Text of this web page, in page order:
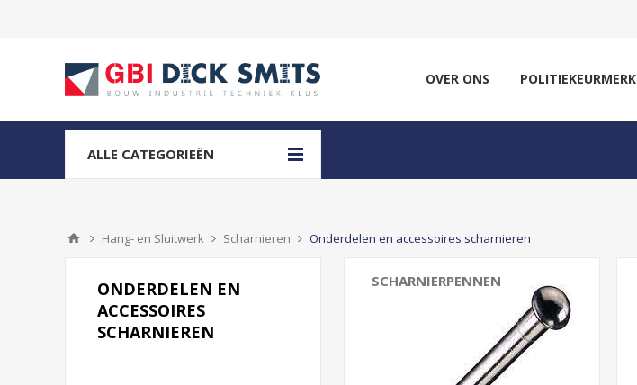
OVER ONS POLITIEKEURMERK
ALLE CATEGORIEËN
Hang- en Sluitwerk Scharnieren Onderdelen en accessoires scharnieren
SCHARNIERPENNEN
ONDERDELEN EN
ACCESSOIRES
SCHARNIEREN